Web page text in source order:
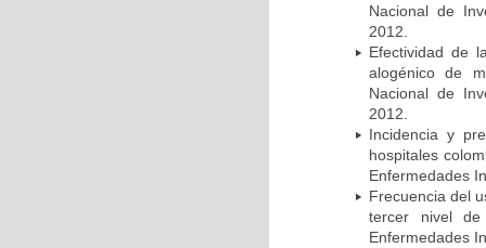
Nacional de
2012.
Efectividad de
alogénico de
Nacional de
2012.
Incidencia y
hospitales
Enfermedades
Frecuencia del
tercer nivel de
Enfermedades